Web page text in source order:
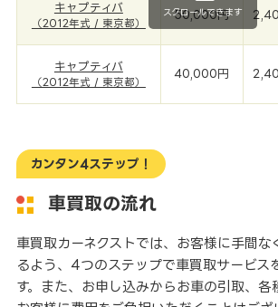
キャプティバ
（2012年式 / 東京都）
50,000円
キャプティバ
（2012年式 / 東京都）
40,000円
スクロールできます
カンタン4ステップ！
車買取の流れ
車買取カーネクストでは、お客様に手間な
るよう、4つのステップで車買取サービス
す。また、お申し込みからお車の引取、各